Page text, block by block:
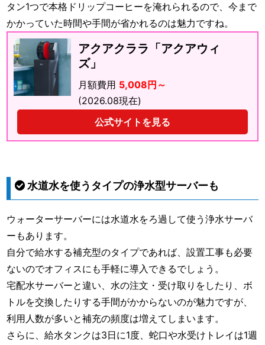
タン1つで本格ドリップコーヒーを淹れられるので、今まで
かかっていた時間や手間が省かれるのは魅力ですね。
アクアクララ「アクアウィ
ズ」
月額費用 5,008円～
(2026.08現在)
公式サイトを見る
水道水を使うタイプの浄水型サーバーも
ウォーターサーバーには水道水をろ過して使う浄水サーバ
ーもあります。
自分で給水する補充型のタイプであれば、設置工事も必要
ないのでオフィスにも手軽に導入できるでしょう。
宅配水サーバーと違い、水の注文・受け取りをしたり、ボ
トルを交換したりする手間がかからないのが魅力ですが、
利用人数が多いと補充の頻度は増えてしまいます。
さらに、給水タンクは3日に1度、蛇口や水受けトレイは1週